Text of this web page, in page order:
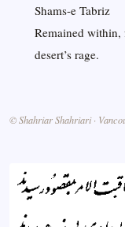
Shams-e Tabriz
Remained
desert’s rage.
© Shahriar Shahriari ·